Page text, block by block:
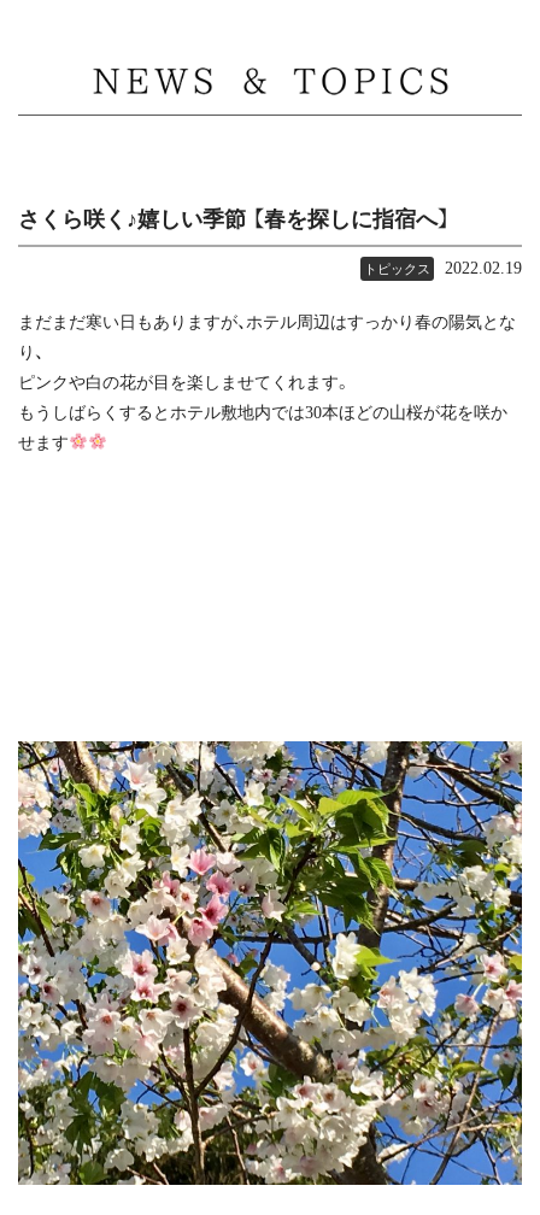
さくら咲く♪嬉しい季節 【春を探しに指宿へ】
トピックス 2022.02.19
まだまだ寒い日もありますが、ホテル周辺はすっかり春の陽気とな
り、
ピンクや白の花が目を楽しませてくれます。
もうしばらくするとホテル敷地内では30本ほどの山桜が花を咲か
せます